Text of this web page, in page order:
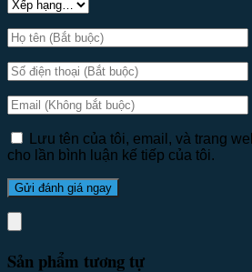
Lưu tên của tôi, email, và trang
cho lần bình luận kế tiếp của tôi.
Sản phẩm tương tự